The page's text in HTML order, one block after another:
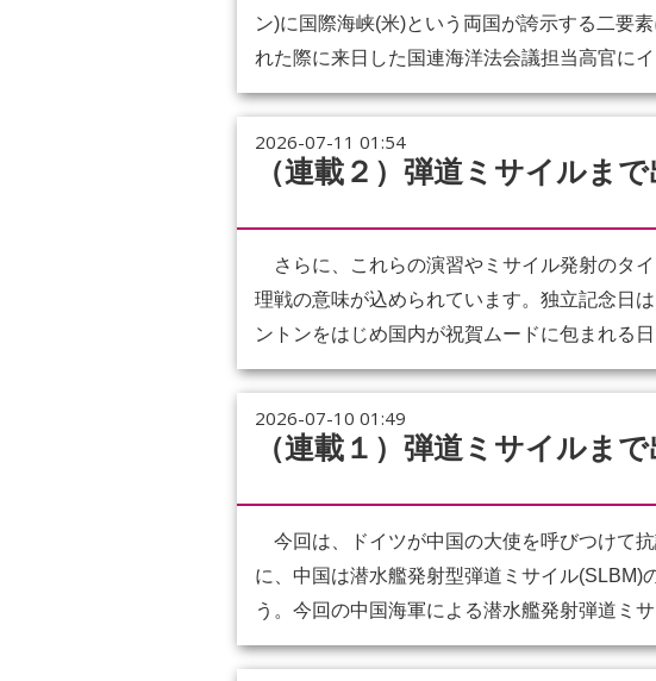
ン)に国際海峡(米)という両国が誇示する二要
れた際に来日した国連海洋法会議担当高官に
2026-07-11 01:54
（連載２）弾道ミサイルま
さらに、これらの演習やミサイル発射のタ
理戦の意味が込められています。独立記念日
ントンをはじめ国内が祝賀ムードに包まれる
2026-07-10 01:49
（連載１）弾道ミサイルま
今回は、ドイツが中国の大使を呼びつけて
に、中国は潜水艦発射型弾道ミサイル(SLBM)
う。今回の中国海軍による潜水艦発射弾道ミ